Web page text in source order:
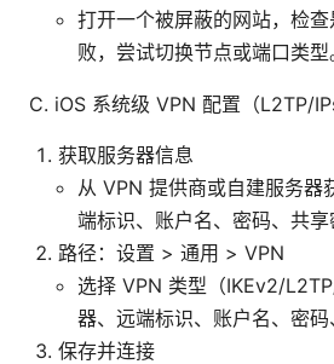
打开一个被屏蔽的网站，检
败，尝试切换节点或端口类型
C. iOS 系统级 VPN 配置（L2TP/
获取服务器信息
从 VPN 提供商或自建服务器
端标识、账户名、密码、共享
路径：设置 > 通用 > VPN
选择 VPN 类型（IKEv2/
器、远端标识、账户名、密码
保存并连接